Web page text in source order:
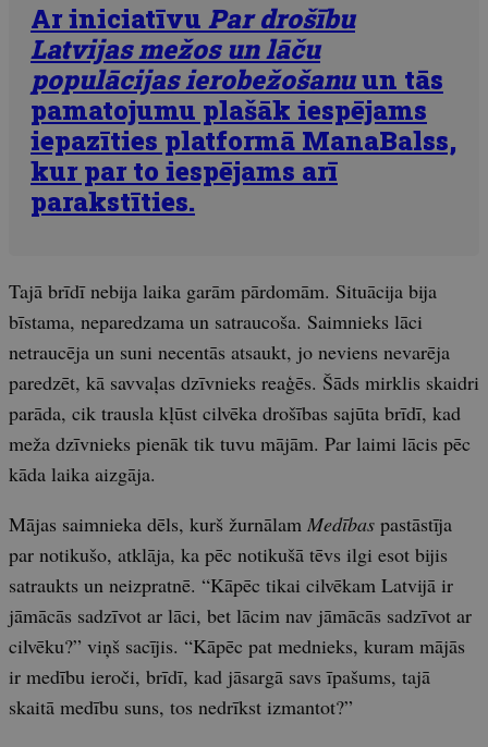
Ar iniciatīvu Par drošību
Latvijas mežos un lāču
populācijas ierobežošanuun tās
pamatojumu plašāk iespējams
iepazīties platformā ManaBalss,
kur par to iespējams arī
parakstīties.
Tajā brīdī nebija laika garām pārdomām. Situācija bija
bīstama, neparedzama un satraucoša. Saimnieks lāci
netraucēja un suni necentās atsaukt, jo neviens nevarēja
paredzēt, kā savvaļas dzīvnieks reaģēs. Šāds mirklis skaidri
parāda, cik trausla kļūst cilvēka drošības sajūta brīdī, kad
meža dzīvnieks pienāk tik tuvu mājām. Par laimi lācis pēc
kāda laika aizgāja.
Mājas saimnieka dēls, kurš žurnālam Medības pastāstīja
par notikušo, atklāja, ka pēc notikušā tēvs ilgi esot bijis
satraukts un neizpratnē. “Kāpēc tikai cilvēkam Latvijā ir
jāmācās sadzīvot ar lāci, bet lācim nav jāmācās sadzīvot ar
cilvēku?” viņš sacījis. “Kāpēc pat mednieks, kuram mājās
ir medību ieroči, brīdī, kad jāsargā savs īpašums, tajā
skaitā medību suns, tos nedrīkst izmantot?”